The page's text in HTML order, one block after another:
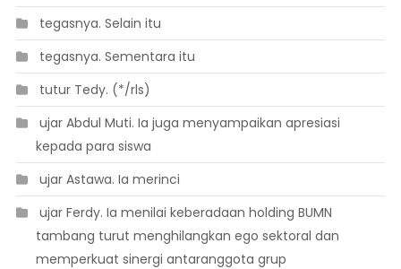
 tegasnya. Selain itu
 tegasnya. Sementara itu
 tutur Tedy. (*/rls)
 ujar Abdul Muti. Ia juga menyampaikan apresiasi
kepada para siswa
 ujar Astawa. Ia merinci
 ujar Ferdy. Ia menilai keberadaan holding BUMN
tambang turut menghilangkan ego sektoral dan
memperkuat sinergi antaranggota grup